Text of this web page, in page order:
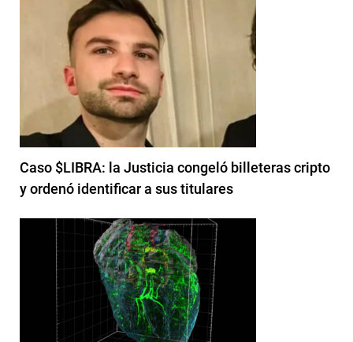
Caso $LIBRA: la Justicia congeló billeteras cripto
y ordenó identificar a sus titulares